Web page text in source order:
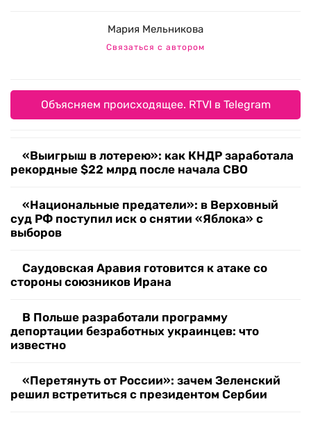
Мария Мельникова
Связаться с автором
Объясняем происходящее. RTVI в Telegram
«Выигрыш в лотерею»: как КНДР заработала
рекордные $22 млрд после начала СВО
«Национальные предатели»: в Верховный
суд РФ поступил иск о снятии «Яблока» с
выборов
Саудовская Аравия готовится к атаке со
стороны союзников Ирана
В Польше разработали программу
депортации безработных украинцев: что
известно
«Перетянуть от России»: зачем Зеленский
решил встретиться с президентом Сербии